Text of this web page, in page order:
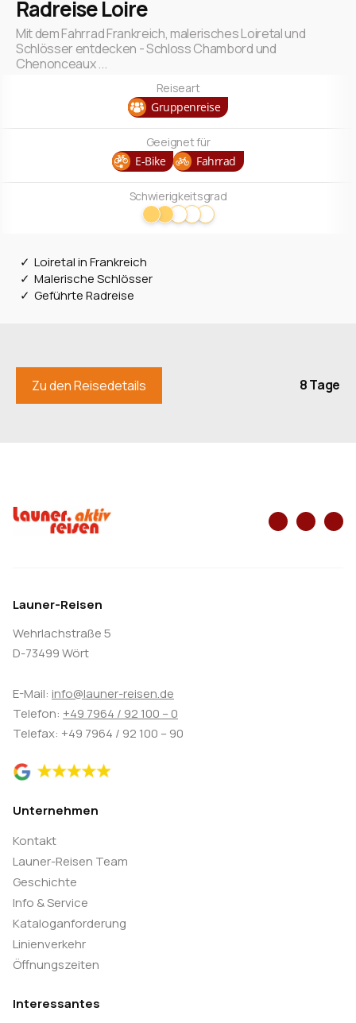
Radreise Loire
Mit dem Fahrrad Frankreich, malerisches Loiretal und
Schlösser entdecken - Schloss Chambord und
Chenonceaux ...
Schwierigkeitsgrad
Reiseart
Gruppenreise
Geeignet für
E-Bike
Fahrrad
Loiretal in Frankreich
Malerische Schlösser
Geführte Radreise
Zu den Reisedetails 8 Tage
Launer-Reisen
Wehrlachstraße 5
D-73499 Wört
E-Mail: info@launer-reisen.de
Telefon: +49 7964 / 92 100 – 0
Telefax: +49 7964 / 92 100 – 90
Unternehmen
Kontakt
Launer-Reisen Team
Geschichte
Info & Service
Kataloganforderung
Linienverkehr
Öffnungszeiten
Interessantes